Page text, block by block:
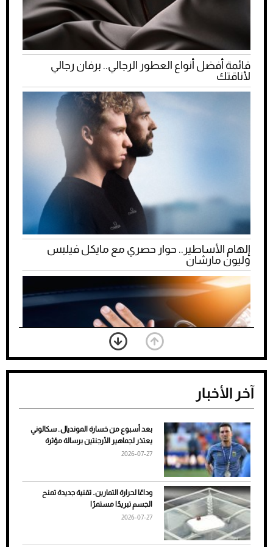
قائمة أفضل أنواع العطور الرجالي.. برفان رجالي
لأناقتك
إلهام الأساطير.. حوار حصري مع مايكل فيلبس
وليون مارشان
ضعف تبريد مكيف السيارة عند الوقوف.. أشهر
الأسباب والحلول
آخر الأخبار
بعد أسبوع من خسارة المونديال.. سكالوني
يعتذر لجماهير الأرجنتين برسالة مؤثرة
2026-07-27
وداعًا لحرارة التمارين.. تقنية جديدة تمنح
الجسم تبريدًا مستمرًا
2026-07-27